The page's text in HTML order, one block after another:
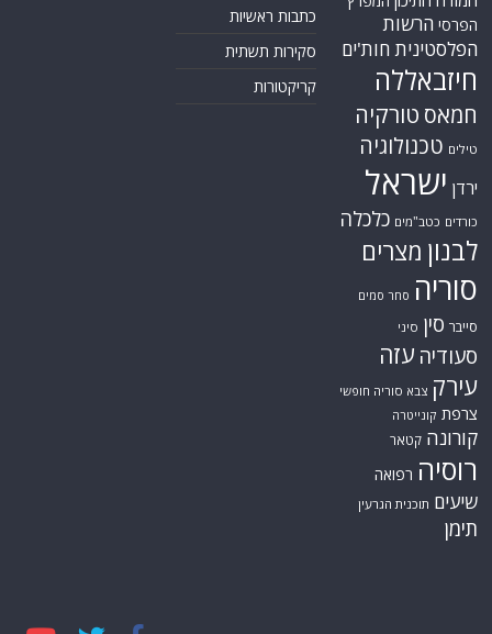
הפרסי הרשות
הפלסטינית חות'ים
חיזבאללה
חמאס טורקיה
טילים טכנולוגיה
ירדן ישראל
כורדים כטב"מים כלכלה
לבנון מצרים
סוריה סחר סמים
סייבר סין סיני
סעודיה עזה
עירק צבא סוריה חופשי
צרפת קונייטרה
קורונה קטאר
רוסיה רפואה
שיעים תוכנית הגרעין
תימן
כתבות ראשיות
סקירות תשתית
קריקטורות